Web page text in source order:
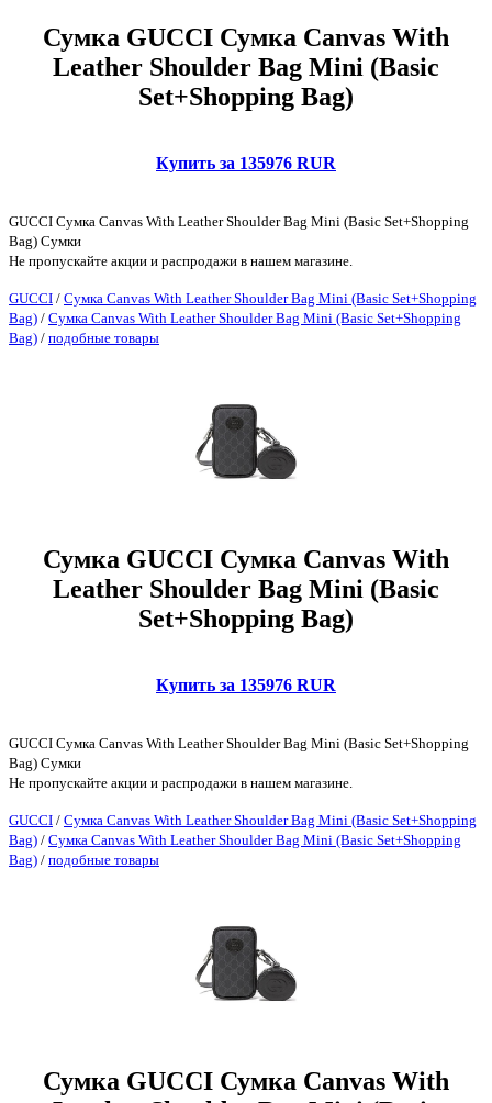
Сумка GUCCI Сумка Canvas With
Leather Shoulder Bag Mini (Basic
Set+Shopping Bag)
Купить за 135976 RUR
GUCCI Сумка Canvas With Leather Shoulder Bag Mini (Basic Set+Shopping
Bag) Сумки
Не пропускайте акции и распродажи в нашем магазине.
GUCCI / Сумка Canvas With Leather Shoulder Bag Mini (Basic Set+Shopping
Bag) / Сумка Canvas With Leather Shoulder Bag Mini (Basic Set+Shopping
Bag) / подобные товары
Сумка GUCCI Сумка Canvas With
Leather Shoulder Bag Mini (Basic
Set+Shopping Bag)
Купить за 135976 RUR
GUCCI Сумка Canvas With Leather Shoulder Bag Mini (Basic Set+Shopping
Bag) Сумки
Не пропускайте акции и распродажи в нашем магазине.
GUCCI / Сумка Canvas With Leather Shoulder Bag Mini (Basic Set+Shopping
Bag) / Сумка Canvas With Leather Shoulder Bag Mini (Basic Set+Shopping
Bag) / подобные товары
Сумка GUCCI Сумка Canvas With